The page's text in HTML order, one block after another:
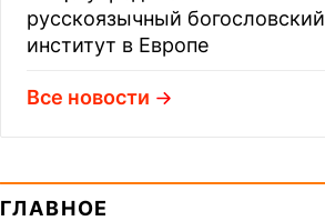
русскоязычный богословский
институт в Европе
Все новости
ГЛАВНОЕ